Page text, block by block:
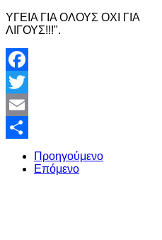
ΥΓΕΙΑ ΓΙΑ ΟΛΟΥΣ ΟΧΙ ΓΙΑ
ΛΙΓΟΥΣ!!!".
Facebook
Twitter
Email
Share
Προηγούμενο
Επόμενο